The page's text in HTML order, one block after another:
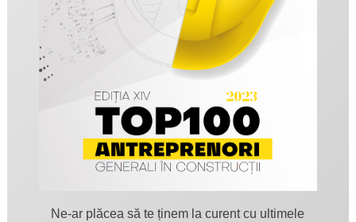
Ne-ar plăcea să te ținem la curent cu ultimele